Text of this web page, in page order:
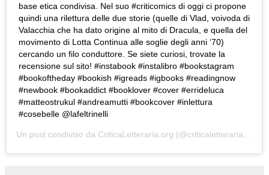
base etica condivisa. Nel suo #criticomics di oggi ci propone
quindi una rilettura delle due storie (quelle di Vlad, voivoda di
Valacchia che ha dato origine al mito di Dracula, e quella del
movimento di Lotta Continua alle soglie degli anni ‘70)
cercando un filo conduttore. Se siete curiosi, trovate la
recensione sul sito! #instabook #instalibro #bookstagram
#bookoftheday #bookish #igreads #igbooks #readingnow
#newbook #bookaddict #booklover #cover #errideluca
#matteostrukul #andreamutti #bookcover #inlettura
#cosebelle @lafeltrinelli
Un post condiviso da CriticaLetteraria.org (@criticaletteraria) in data: